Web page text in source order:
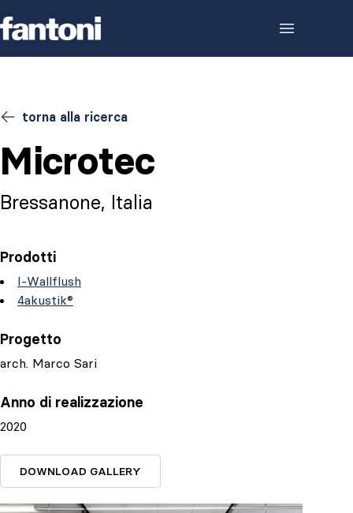
torna alla ricerca
Microtec
Bressanone, Italia
Prodotti
I-Wallflush
4akustik®
Progetto
arch. Marco Sari
Anno di realizzazione
2020
DOWNLOAD GALLERY